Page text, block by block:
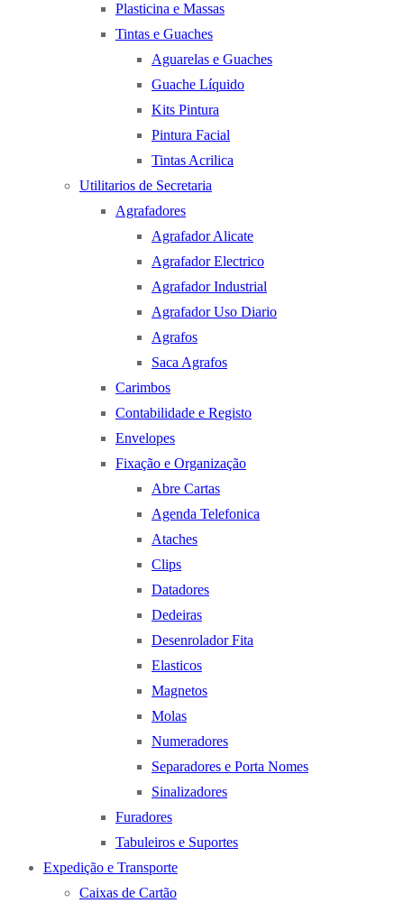
Plasticina e Massas
Tintas e Guaches
Aguarelas e Guaches
Guache Líquido
Kits Pintura
Pintura Facial
Tintas Acrilica
Utilitarios de Secretaria
Agrafadores
Agrafador Alicate
Agrafador Electrico
Agrafador Industrial
Agrafador Uso Diario
Agrafos
Saca Agrafos
Carimbos
Contabilidade e Registo
Envelopes
Fixação e Organização
Abre Cartas
Agenda Telefonica
Ataches
Clips
Datadores
Dedeiras
Desenrolador Fita
Elasticos
Magnetos
Molas
Numeradores
Separadores e Porta Nomes
Sinalizadores
Furadores
Tabuleiros e Suportes
Expedição e Transporte
Caixas de Cartão